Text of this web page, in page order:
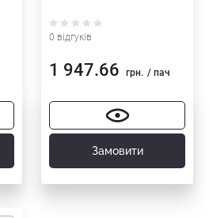
0 відгуків
1 947.66 грн. / пач
Замовити